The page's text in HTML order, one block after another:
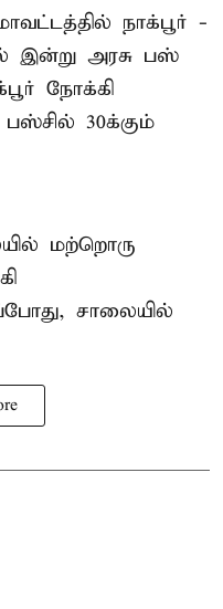
நாக்பூர் -
இன்று அரசு பஸ்
நோக்கி
30க்கும்
மற்றொரு
சாலையில்